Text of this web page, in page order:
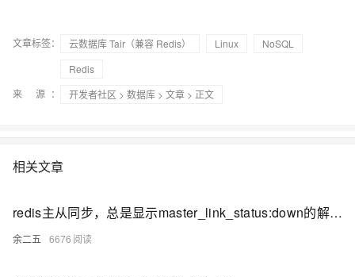
文章标签： 云数据库 Tair（兼容 Redis） Linux
NoSQL
Redis
来 源：
开发者社区 > 数据库 > 文章 > 正文
相关文章
redis主从同步，总是显示master_link_status:down的解决方法
余二五 6676